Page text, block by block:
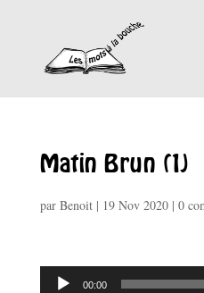
Matin Brun (1)
par Benoit| 19 Nov 2020| 0
Lecteur00:00